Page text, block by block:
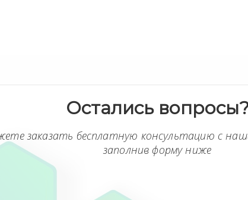
Остались
заказать бесплатную консультацию с
заполнив форму ниже